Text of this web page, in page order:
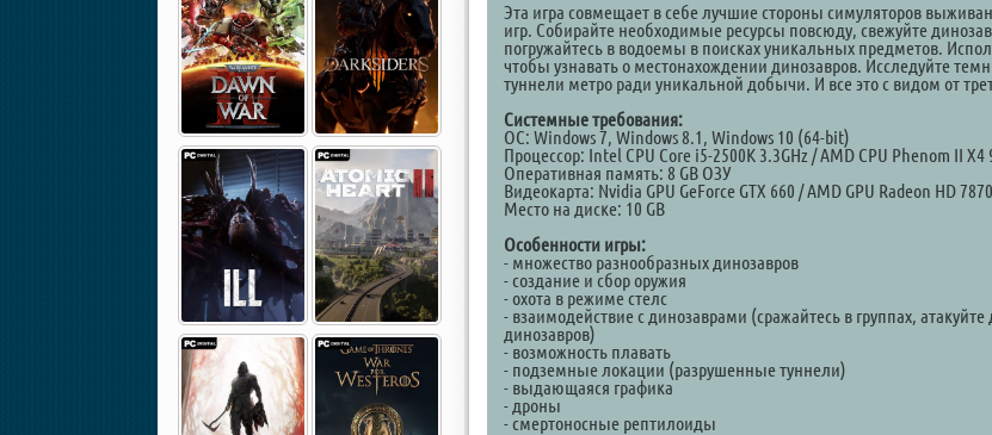
Эта игра совмещает в себе лучшие стороны симуляторов
игр. Собирайте необходимые ресурсы повсюду, свежуйте
погружайтесь в водоемы в поисках уникальных предметов.
чтобы узнавать о местонахождении динозавров. Исследуйте
туннели метро ради уникальной добычи. И все это с видом от
Системные требования:
ОС: Windows 7, Windows 8.1, Windows 10 (64-bit)
Процессор: Intel CPU Core i5-2500K 3.3GHz / AMD CPU Phenom II X4
Оперативная память: 8 GB ОЗУ
Видеокарта: Nvidia GPU GeForce GTX 660 / AMD GPU Radeon HD 7870
Место на диске: 10 GB
Особенности игры:
- множество разнообразных динозавров
- создание и сбор оружия
- охота в режиме стелс
- взаимодействие с динозаврами (сражайтесь в группах, атакуйте
динозавров)
- возможность плавать
- подземные локации (разрушенные туннели)
- выдающаяся графика
- дроны
- смертоносные рептилоиды